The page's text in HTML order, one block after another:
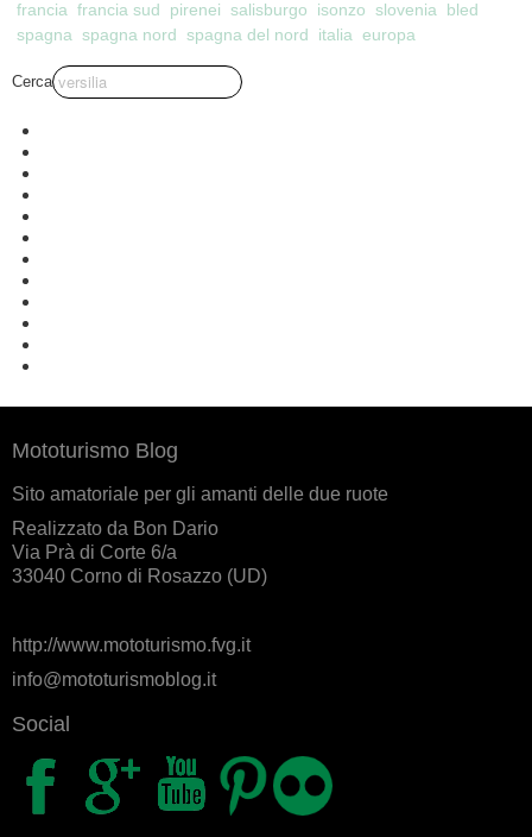
francia francia sud pirenei salisburgo isonzo slovenia
bled
spagna spagna nord spagna del nord italia europa
Cerca
Mototurismo Blog
Sito amatoriale per gli amanti delle due ruote
Realizzato da Bon Dario
Via Prà di Corte 6/a
33040 Corno di Rosazzo (UD)
http://www.mototurismo.fvg.it
info@mototurismoblog.it
Social